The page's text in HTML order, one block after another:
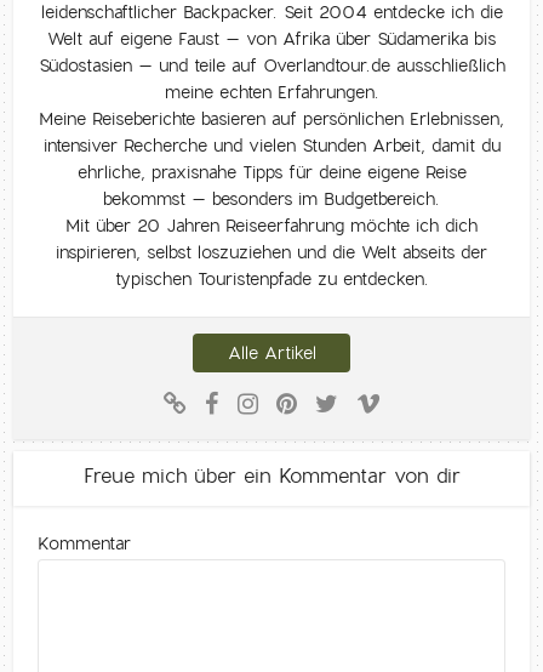
leidenschaftlicher Backpacker. Seit 2004 entdecke ich die
Welt auf eigene Faust – von Afrika über Südamerika bis
Südostasien – und teile auf Overlandtour.de ausschließlich
meine echten Erfahrungen.
Meine Reiseberichte basieren auf persönlichen Erlebnissen,
intensiver Recherche und vielen Stunden Arbeit, damit du
ehrliche, praxisnahe Tipps für deine eigene Reise
bekommst – besonders im Budgetbereich.
Mit über 20 Jahren Reiseerfahrung möchte ich dich
inspirieren, selbst loszuziehen und die Welt abseits der
typischen Touristenpfade zu entdecken.
Alle Artikel
Freue mich über ein Kommentar von dir
Kommentar